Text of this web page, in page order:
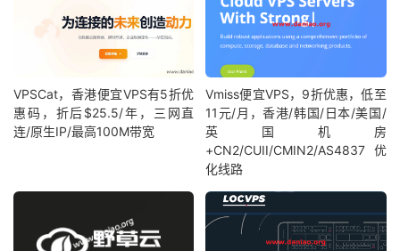
VPSCat，香港便宜VPS有5折优
惠码，折后$25.5/年，三网直
连/原生IP/最高100M带宽
Vmiss便宜VPS，9折优惠，低至
11元/月，香港/韩国/日本/美国/
英国机房
+CN2/CUII/CMIN2/AS4837优
化线路